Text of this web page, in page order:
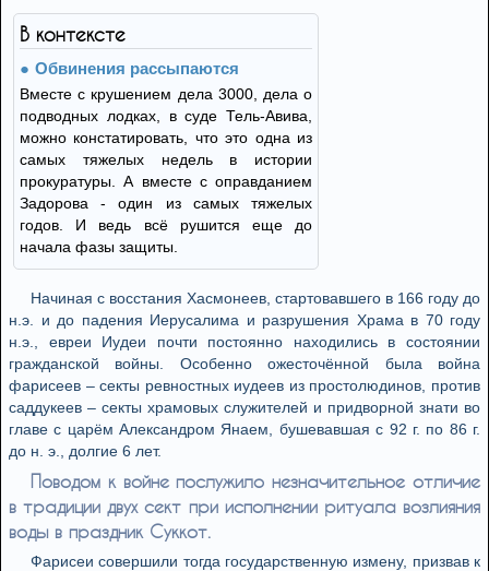
В контексте
Обвинения рассыпаются
Вместе с крушением дела 3000, дела о
подводных лодках, в суде Тель-Авива,
можно констатировать, что это одна из
самых тяжелых недель в истории
прокуратуры. А вместе с оправданием
Задорова - один из самых тяжелых
годов. И ведь всё рушится еще до
начала фазы защиты.
Начиная с восстания Хасмонеев, стартовавшего в 166 году до
н.э. и до падения Иерусалима и разрушения Храма в 70 году
н.э., евреи Иудеи почти постоянно находились в состоянии
гражданской войны. Особенно ожесточённой была война
фарисеев – секты ревностных иудеев из простолюдинов, против
саддукеев – секты храмовых служителей и придворной знати во
главе с царём Александром Янаем, бушевавшая с 92 г. по 86 г.
до н. э., долгие 6 лет.
Поводом к войне послужило незначительное отличие
в традиции двух сект при исполнении ритуала возлияния
воды в праздник Суккот.
Фарисеи совершили тогда государственную измену, призвав к